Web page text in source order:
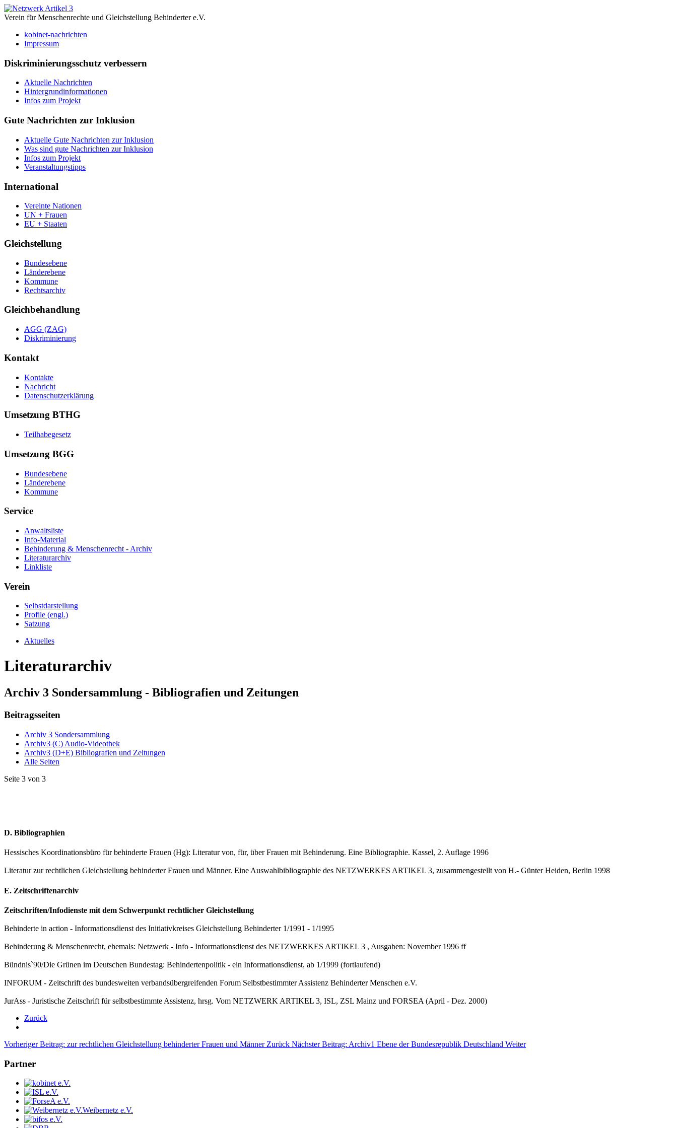
Verein für Menschenrechte und Gleichstellung Behinderter e.V.
kobinet-nachrichten
Impressum
Diskriminierungsschutz verbessern
Aktuelle Nachrichten
Hintergrundinformationen
Infos zum Projekt
Gute Nachrichten zur Inklusion
Aktuelle Gute Nachrichten zur Inklusion
Was sind gute Nachrichten zur Inklusion
Infos zum Projekt
Veranstaltungstipps
International
Vereinte Nationen
UN + Frauen
EU + Staaten
Gleichstellung
Bundesebene
Länderebene
Kommune
Rechtsarchiv
Gleichbehandlung
AGG (ZAG)
Diskriminierung
Kontakt
Kontakte
Nachricht
Datenschutzerklärung
Umsetzung BTHG
Teilhabegesetz
Umsetzung BGG
Bundesebene
Länderebene
Kommune
Service
Anwaltsliste
Info-Material
Behinderung & Menschenrecht - Archiv
Literaturarchiv
Linkliste
Verein
Selbstdarstellung
Profile (engl.)
Satzung
Aktuelles
Literaturarchiv
Archiv 3 Sondersammlung - Bibliografien und Zeitungen
Beitragsseiten
Archiv 3 Sondersammlung
Archiv3 (C) Audio-Videothek
Archiv3 (D+E) Bibliografien und Zeitungen
Alle Seiten
Seite 3 von 3
D. Bibliographien
Hessisches Koordinationsbüro für behinderte Frauen (Hg): Literatur von, für, über Frauen mit Behinderung. Eine Bibliographie. Kassel, 2. Auflage 1996
Literatur zur rechtlichen Gleichstellung behinderter Frauen und Männer. Eine Auswahlbibliographie des NETZWERKES ARTIKEL 3, zusammengestellt von H.- Günter Heiden, Berlin 1998
E. Zeitschriftenarchiv
Zeitschriften/Infodienste mit dem Schwerpunkt rechtlicher Gleichstellung
Behinderte in action - Informationsdienst des Initiativkreises Gleichstellung Behinderter 1/1991 - 1/1995
Behinderung & Menschenrecht, ehemals: Netzwerk - Info - Informationsdienst des NETZWERKES ARTIKEL 3 , Ausgaben: November 1996 ff
Bündnis`90/Die Grünen im Deutschen Bundestag: Behindertenpolitik - ein Informationsdienst, ab 1/1999 (fortlaufend)
INFORUM - Zeitschrift des bundesweiten verbandsübergreifenden Forum Selbstbestimmter Assistenz Behinderter Menschen e.V.
JurAss - Juristische Zeitschrift für selbstbestimmte Assistenz, hrsg. Vom NETZWERK ARTIKEL 3, ISL, ZSL Mainz und FORSEA (April - Dez. 2000)
Zurück
Vorheriger Beitrag: zur rechtlichen Gleichstellung behinderter Frauen und Männer Zurück Nächster Beitrag: Archiv1 Ebene der Bundesrepublik Deutschland Weiter
Partner
Weibernetz e.V.